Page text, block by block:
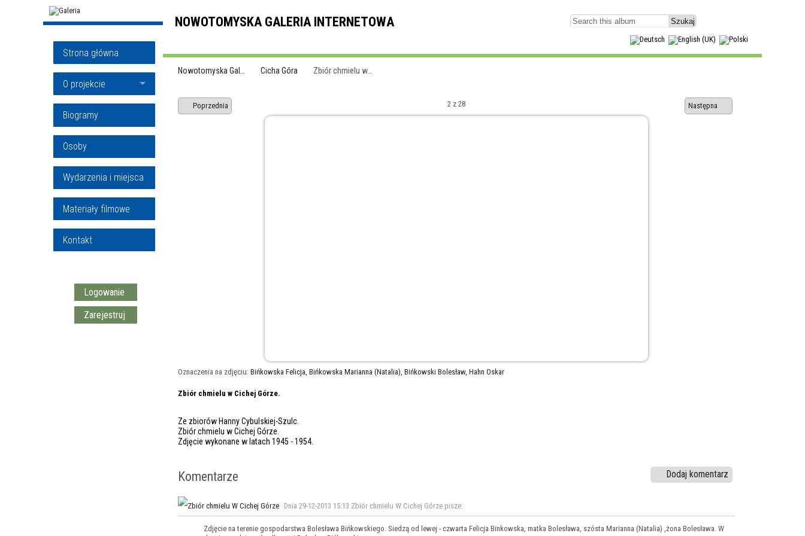
Strona główna
O projekcie
Biogramy
Osoby
Wydarzenia i miejsca
Materiały filmowe
Kontakt
Logowanie
Zarejestruj
NOWOTOMYSKA GALERIA INTERNETOWA
Nowotomyska Gal… Cicha Góra Zbiór chmielu w…
Poprzednia 2 z 28 Następna
Oznaczenia na zdjęciu: Bińkowska Felicja, Bińkowska Marianna (Natalia), Bińkowski Bolesław, Hahn Oskar
Zbiór chmielu w Cichej Górze.
Ze zbiorów Hanny Cybulskiej-Szulc.
Zbiór chmielu w Cichej Górze.
Zdjęcie wykonane w latach 1945 - 1954.
Komentarze Dodaj komentarz
Dnia 29-12-2013 15:13 Zbiór chmielu W Cichej Górze pisze:
Zdjęcie na terenie gospodarstwa Bolesława Bińkowskiego. Siedzą od lewej - czwarta Felicja Binkowska, matka Bolesława, szósta Marianna (Natalia) ,żona Bolesława. W